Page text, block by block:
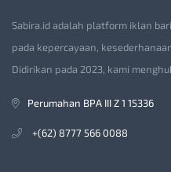
Sabira.id adalah platform iklan
pada kepercayaan,
Didirikan pada 2023, kami
Perumahan BPA III Z 1 15336
+(62) 8777 566 0088